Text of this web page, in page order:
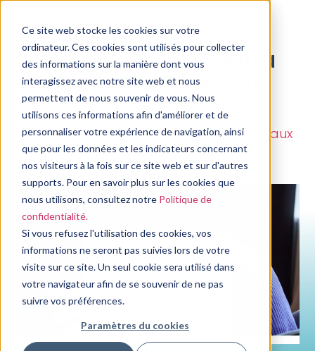
Ce site web stocke les cookies sur votre
ordinateur. Ces cookies sont utilisés pour collecter
des informations sur la manière dont vous
interagissez avec notre site web et nous
permettent de nous souvenir de vous. Nous
utilisons ces informations afin d'améliorer et de
personnaliser votre expérience de navigation, ainsi
que pour les données et les indicateurs concernant
nos visiteurs à la fois sur ce site web et sur d'autres
supports. Pour en savoir plus sur les cookies que
nous utilisons, consultez notre Politique de
confidentialité.
Si vous refusez l'utilisation des cookies, vos
informations ne seront pas suivies lors de votre
visite sur ce site. Un seul cookie sera utilisé dans
votre navigateur afin de se souvenir de ne pas
suivre vos préférences.
Paramètres du cookies
Étude de cas : Santra
Plus x Positive You
GUIDE RH & MANAGERS
Accompagner les collaborateurs face aux
enjeux de santé mentale